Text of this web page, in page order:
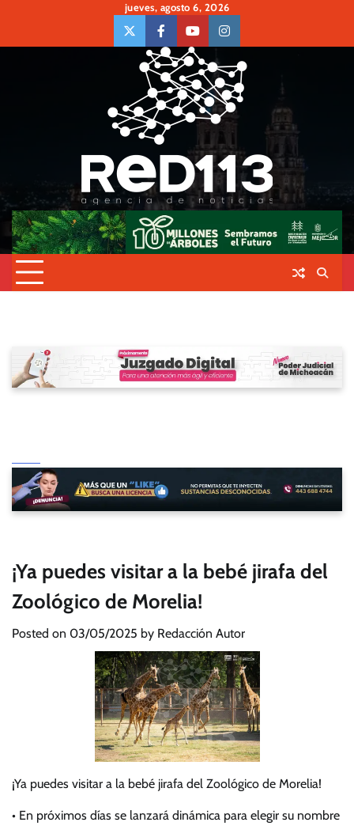
content
jueves, agosto 6, 2026
twiter Face Youtubeinsta
¡Ya puedes visitar a la bebé jirafa del
Zoológico de Morelia!
Posted on 03/05/2025 by Redacción Autor
¡Ya puedes visitar a la bebé jirafa del Zoológico de Morelia!
• En próximos días se lanzará dinámica para elegir su nombre